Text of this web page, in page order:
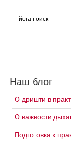
Наш блог
О дришти в
О важности
Подготовка к